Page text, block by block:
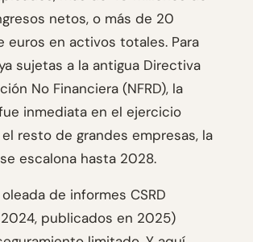
netos, o más de 20
euros en activos totales. Para
sujetas a la antigua Directiva
No Financiera (NFRD), la
inmediata en el ejercicio
el resto de grandes empresas, la
escalona hasta 2028.
de informes CSRD
publicados en 2025)